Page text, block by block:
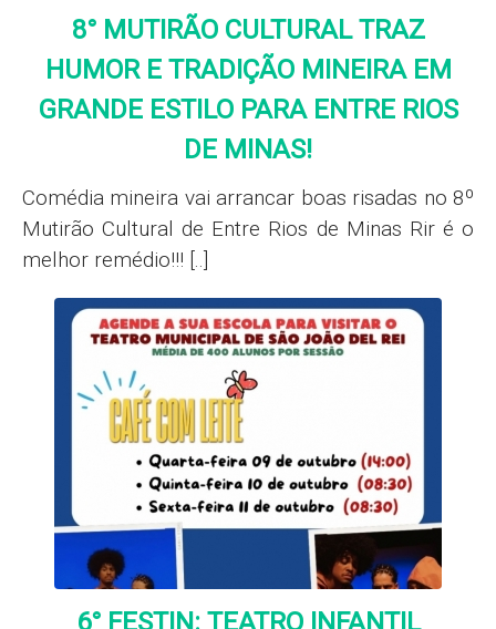
8° MUTIRÃO CULTURAL TRAZ
HUMOR E TRADIÇÃO MINEIRA EM
GRANDE ESTILO PARA ENTRE RIOS
DE MINAS!
Comédia mineira vai arrancar boas risadas no 8º
Mutirão Cultural de Entre Rios de Minas Rir é o
melhor remédio!!! [..]
6° FESTIN: TEATRO INFANTIL